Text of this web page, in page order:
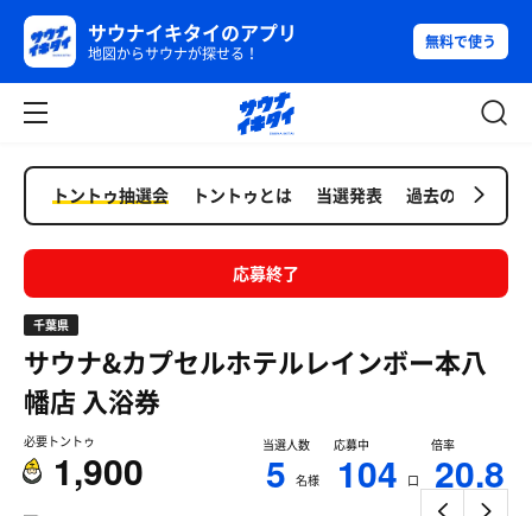
サウナイキタイのアプリ
地図からサウナが探せる！
無料で使う
トントゥ抽選会 トントゥとは 当選発表 過去の抽選会
応募終了
千葉県
サウナ&カプセルホテルレインボー本八
幡店 入浴券
必要トントゥ
1,900
当選人数
5 名様
応募中
104 口
倍率
20.8